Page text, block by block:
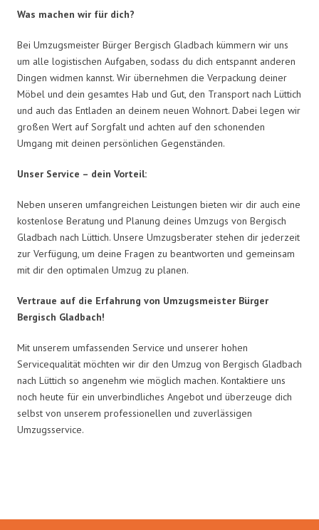
Was machen wir für dich?
Bei Umzugsmeister Bürger Bergisch Gladbach kümmern wir uns
um alle logistischen Aufgaben, sodass du dich entspannt anderen
Dingen widmen kannst. Wir übernehmen die Verpackung deiner
Möbel und dein gesamtes Hab und Gut, den Transport nach Lüttich
und auch das Entladen an deinem neuen Wohnort. Dabei legen wir
großen Wert auf Sorgfalt und achten auf den schonenden
Umgang mit deinen persönlichen Gegenständen.
Unser Service – dein Vorteil:
Neben unseren umfangreichen Leistungen bieten wir dir auch eine
kostenlose Beratung und Planung deines Umzugs von Bergisch
Gladbach nach Lüttich. Unsere Umzugsberater stehen dir jederzeit
zur Verfügung, um deine Fragen zu beantworten und gemeinsam
mit dir den optimalen Umzug zu planen.
Vertraue auf die Erfahrung von Umzugsmeister Bürger
Bergisch Gladbach!
Mit unserem umfassenden Service und unserer hohen
Servicequalität möchten wir dir den Umzug von Bergisch Gladbach
nach Lüttich so angenehm wie möglich machen. Kontaktiere uns
noch heute für ein unverbindliches Angebot und überzeuge dich
selbst von unserem professionellen und zuverlässigen
Umzugsservice.